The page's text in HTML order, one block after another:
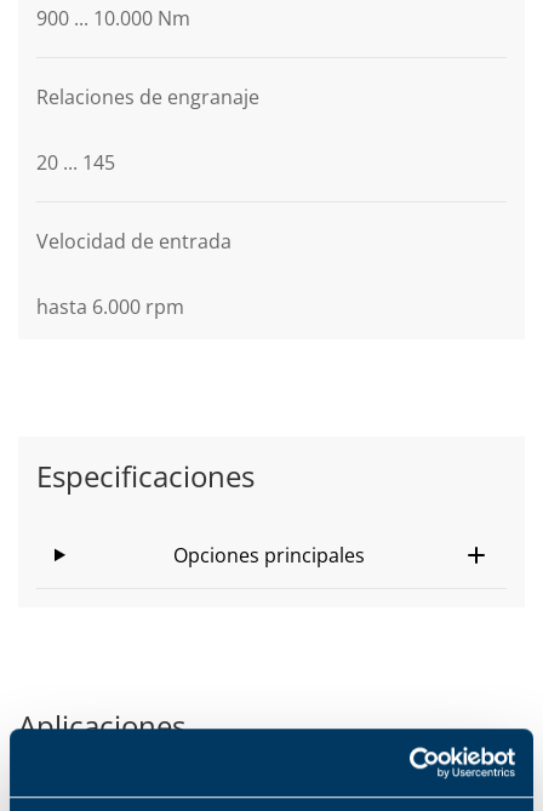
900 ... 10.000 Nm
Relaciones de engranaje
20 ... 145
Velocidad de entrada
hasta 6.000 rpm
Especificaciones
Opciones principales
Aplicaciones